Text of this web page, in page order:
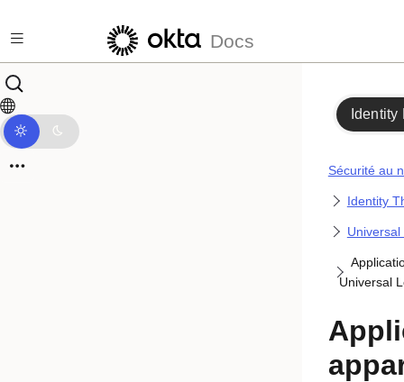
Docs
Identity
Sécurité au
Identity
Universal